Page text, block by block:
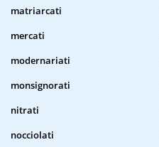
matriarcati
mercati
modernariati
monsignorati
nitrati
nocciolati